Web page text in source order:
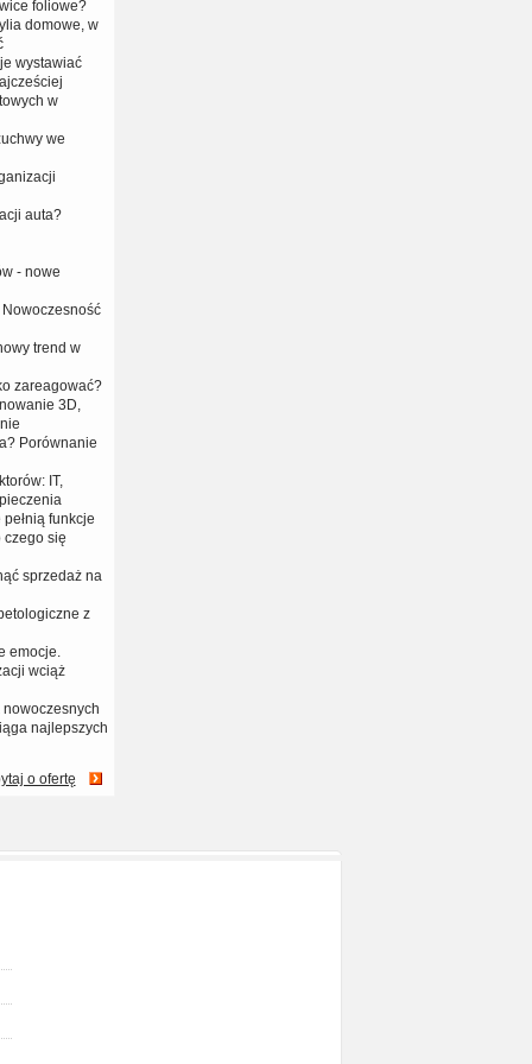
foliowe?
domowe, w
wystawiać
w
we
auta?
- nowe
trend w
zareagować?
3D,
Porównanie
IT,
funkcje
czego się
sprzedaż na
z
emocje.
wciąż
najlepszych
o ofertę